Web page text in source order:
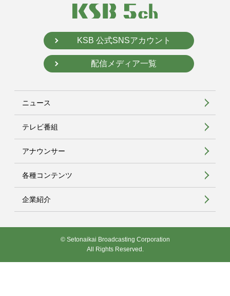
KSB 公式SNSアカウント
配信メディア一覧
ニュース
テレビ番組
アナウンサー
各種コンテンツ
企業紹介
© Setonaikai Broadcasting Corporation
All Rights Reserved.